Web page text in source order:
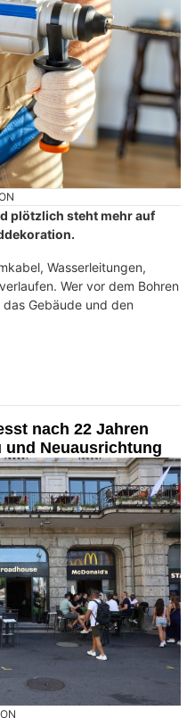
plötzlich steht mehr auf
Wasserleitungen,
Wer vor dem Bohren
Gebäude und den
nach 22 Jahren
und Neuausrichtung